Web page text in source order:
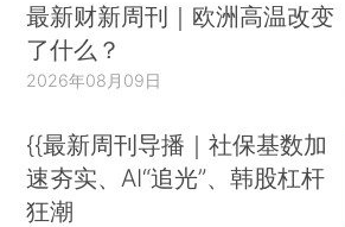
最新财新周刊｜欧洲高温改变
了什么？
2026年08月09日
{{最新周刊导播｜社保基数加
速夯实、AI“追光”、韩股杠杆
狂潮